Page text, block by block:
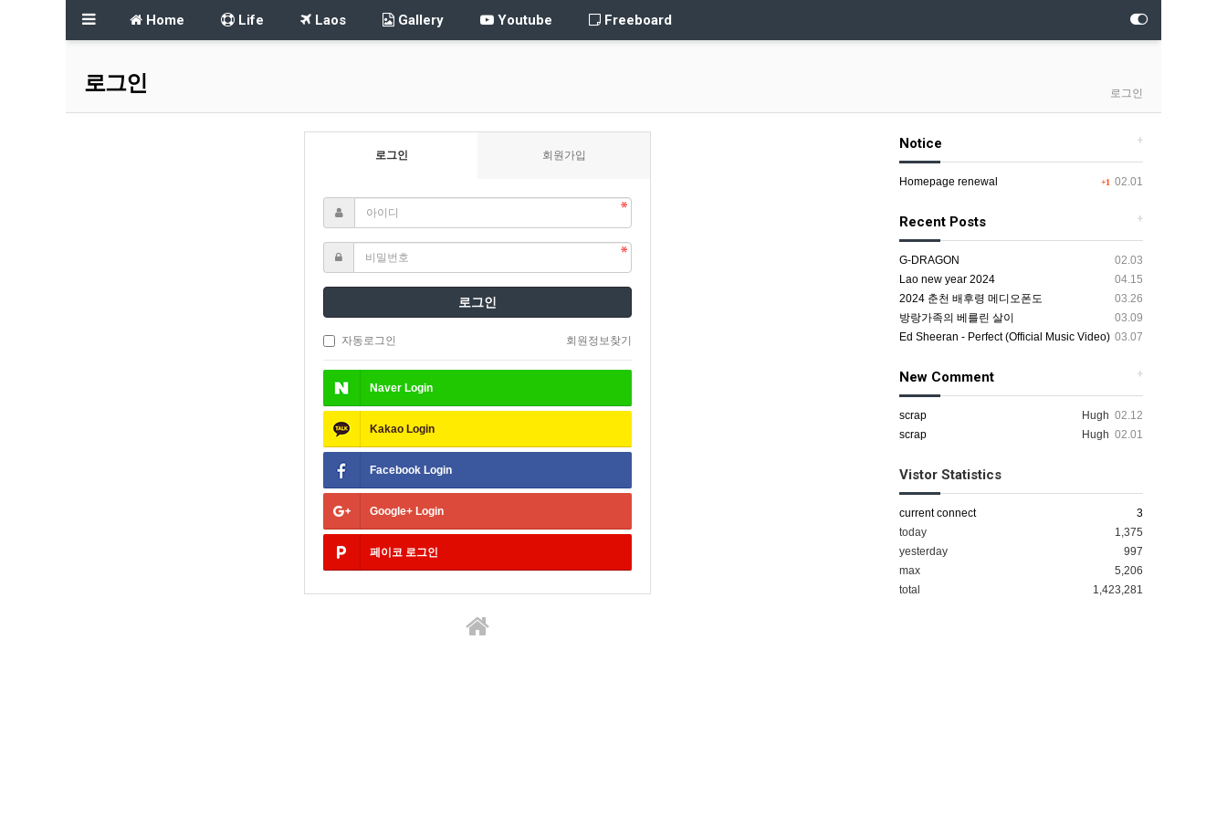
Home Life Laos Gallery Youtube Freeboard
로그인 로그인
로그인 회원가입
로그인
자동로그인 회원정보찾기
Naver Login
Kakao Login
Facebook Login
Google+ Login
페이코 로그인
+
Notice
+1 02.01
Homepage renewal
+
Recent Posts
02.03
G-DRAGON
04.15
Lao new year 2024
03.26
2024 춘천 배후령 메디오폰도
03.09
방랑가족의 베를린 살이
03.07
Ed Sheeran - Perfect (Official Music Video)
+
New Comment
Hugh 02.12
scrap
Hugh 02.01
scrap
Vistor Statistics
current connect
3
today
1,375
yesterday
997
max
5,206
total
1,423,281